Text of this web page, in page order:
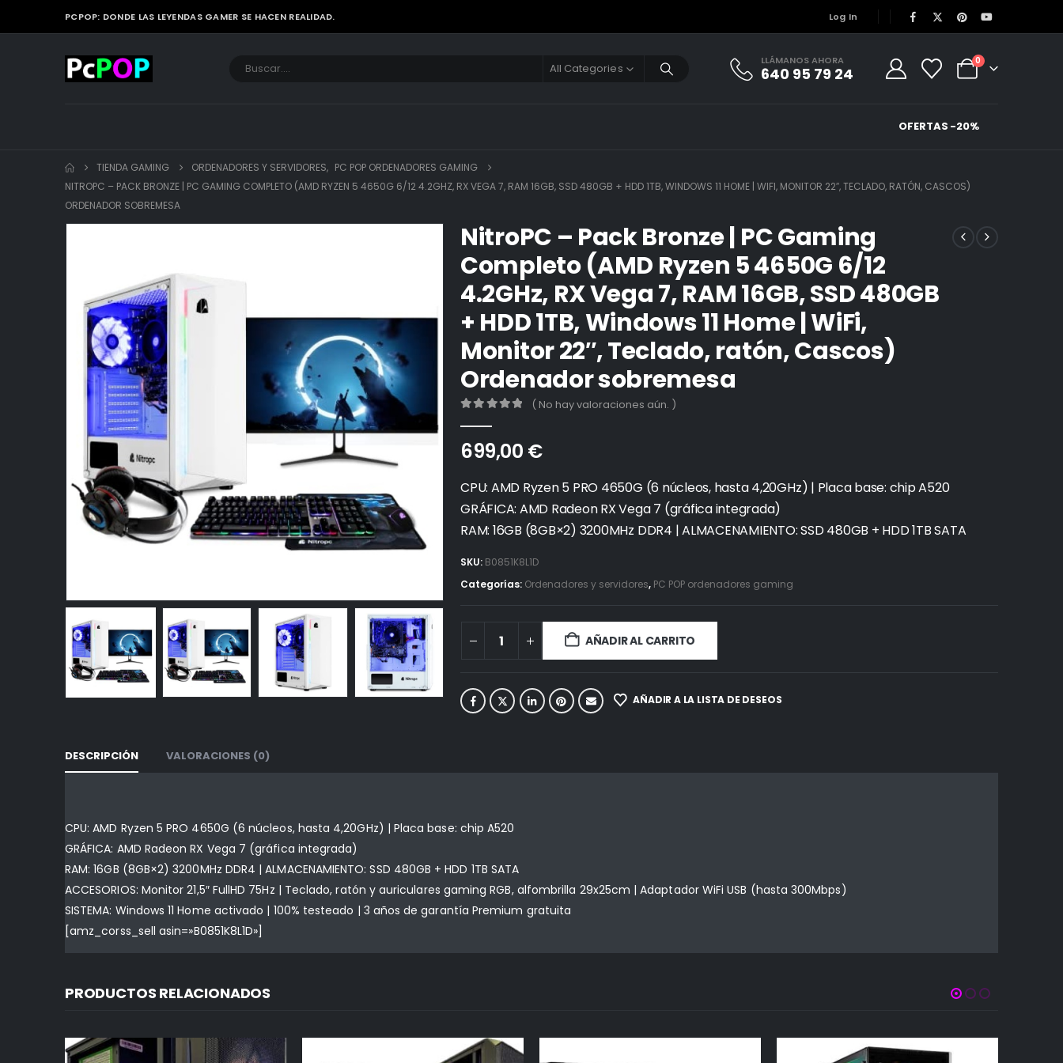
PCPOP: DONDE LAS LEYENDAS GAMER SE HACEN REALIDAD. Log In
All Categories
LLÁMANOS AHORA
640 95 79 24
0
OFERTAS -20%
TIENDA GAMING ORDENADORES Y SERVIDORES, PC POP ORDENADORES GAMING
NITROPC – PACK BRONZE | PC GAMING COMPLETO (AMD RYZEN 5 4650G 6/12 4.2GHZ, RX VEGA 7, RAM 16GB, SSD 480GB + HDD 1TB, WINDOWS 11 HOME | WIFI, MONITOR 22″, TECLADO, RATÓN, CASCOS)
ORDENADOR SOBREMESA
NitroPC – Pack Bronze | PC Gaming
Completo (AMD Ryzen 5 4650G 6/12
4.2GHz, RX Vega 7, RAM 16GB, SSD 480GB
+ HDD 1TB, Windows 11 Home | WiFi,
Monitor 22″, Teclado, ratón, Cascos)
Ordenador sobremesa
( No hay valoraciones aún. )
699,00 €
CPU: AMD Ryzen 5 PRO 4650G (6 núcleos, hasta 4,20GHz) | Placa base: chip A520
GRÁFICA: AMD Radeon RX Vega 7 (gráfica integrada)
RAM: 16GB (8GB×2) 3200MHz DDR4 | ALMACENAMIENTO: SSD 480GB + HDD 1TB SATA
SKU: B0851K8L1D
Categorías: Ordenadores y servidores, PC POP ordenadores gaming
AÑADIR AL CARRITO
AÑADIR A LA LISTA DE DESEOS
DESCRIPCIÓN VALORACIONES (0)
CPU: AMD Ryzen 5 PRO 4650G (6 núcleos, hasta 4,20GHz) | Placa base: chip A520
GRÁFICA: AMD Radeon RX Vega 7 (gráfica integrada)
RAM: 16GB (8GB×2) 3200MHz DDR4 | ALMACENAMIENTO: SSD 480GB + HDD 1TB SATA
ACCESORIOS: Monitor 21,5″ FullHD 75Hz | Teclado, ratón y auriculares gaming RGB, alfombrilla 29x25cm | Adaptador WiFi USB (hasta 300Mbps)
SISTEMA: Windows 11 Home activado | 100% testeado | 3 años de garantía Premium gratuita
[amz_corss_sell asin=»B0851K8L1D»]
PRODUCTOS RELACIONADOS